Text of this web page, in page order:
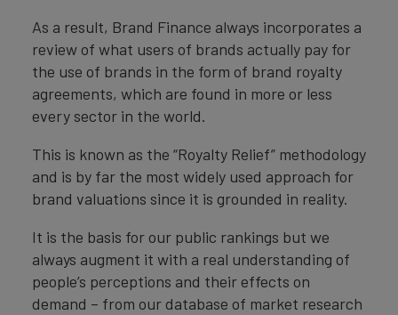
As a result, Brand Finance always incorporates a
review of what users of brands actually pay for
the use of brands in the form of brand royalty
agreements, which are found in more or less
every sector in the world.
This is known as the “Royalty Relief” methodology
and is by far the most widely used approach for
brand valuations since it is grounded in reality.
It is the basis for our public rankings but we
always augment it with a real understanding of
people’s perceptions and their effects on
demand – from our database of market research